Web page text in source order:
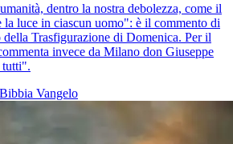
dentro la nostra debolezza, come il
la luce in ciascun uomo": è il commento di
Trasfigurazione di Domenica. Per il
invece da Milano don Giuseppe
tutti".
Bibbia Vangelo